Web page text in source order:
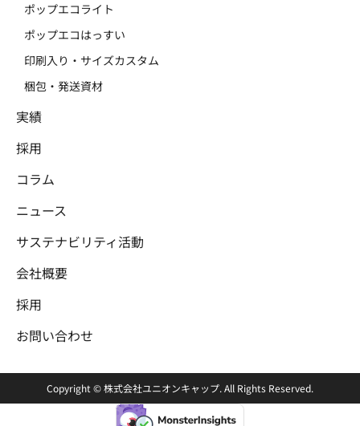
ポップエコライト
ポップエコはっすい
印刷入り・サイズカスタム
梱包・発送資材
実績
採用
コラム
ニュース
サステナビリティ活動
会社概要
採用
お問い合わせ
Copyright © 株式会社ユニオンキャップ. All Rights Reserved.